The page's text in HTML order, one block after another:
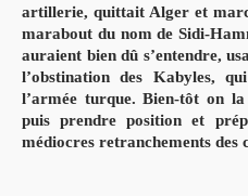
artillerie, quittait Alger et
marabout du nom de Sidi-
auraient bien dû s’entendre,
l’obstination des Kabyles,
l’armée turque. Bien-tôt on
puis prendre position et
médiocres retranchements des